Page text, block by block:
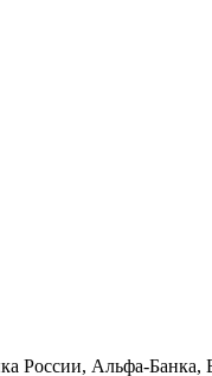
России, Альфа-